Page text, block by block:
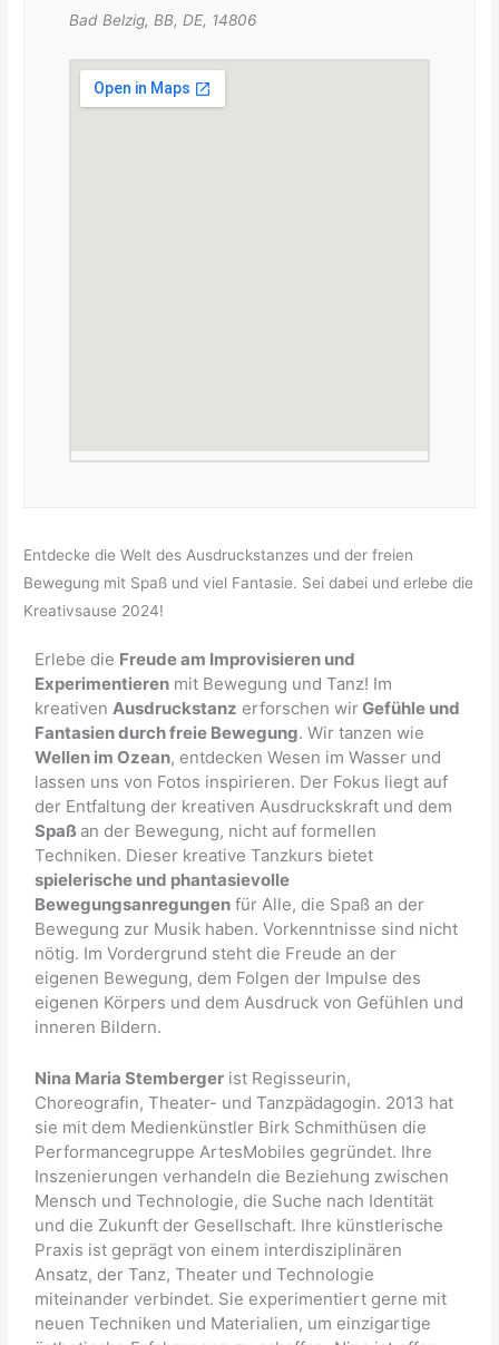
Bad Belzig, BB, DE, 14806
Entdecke die Welt des Ausdruckstanzes und der freien
Bewegung mit Spaß und viel Fantasie. Sei dabei und erlebe die
Kreativsause 2024!
Erlebe die Freude am Improvisieren und
Experimentieren mit Bewegung und Tanz! Im
kreativenAusdruckstanz erforschen wirGefühle und
Fantasien durch freie Bewegung. Wir tanzen wie
Wellen im Ozean, entdecken Wesen im Wasser und
lassen uns von Fotos inspirieren. Der Fokus liegt auf
der Entfaltung der kreativen Ausdruckskraft und dem
Spaß an der Bewegung, nicht auf formellen
Techniken. Dieser kreative Tanzkurs bietet
spielerische und phantasievolle
Bewegungsanregungen für Alle, die Spaß an der
Bewegung zur Musik haben. Vorkenntnisse sind nicht
nötig. Im Vordergrund steht die Freude an der
eigenen Bewegung, dem Folgen der Impulse des
eigenen Körpers und dem Ausdruck von Gefühlen und
inneren Bildern.
Nina Maria Stemberger ist Regisseurin,
Choreografin, Theater- und Tanzpädagogin. 2013 hat
sie mit dem Medienkünstler Birk Schmithüsen die
Performancegruppe ArtesMobiles gegründet. Ihre
Inszenierungen verhandeln die Beziehung zwischen
Mensch und Technologie, die Suche nach Identität
und die Zukunft der Gesellschaft. Ihre künstlerische
Praxis ist geprägt von einem interdisziplinären
Ansatz, der Tanz, Theater und Technologie
miteinander verbindet. Sie experimentiert gerne mit
neuen Techniken und Materialien, um einzigartige